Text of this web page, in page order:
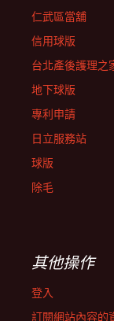
仁武區當舖
信用球版
台北產後護理之
地下球版
專利申請
日立服務站
球版
除毛
其他操作
登入
訂閱網站內容的